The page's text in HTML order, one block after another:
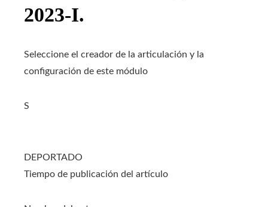
2023-I.
Seleccione el creador de la articulación y la
configuración de este módulo
S
DEPORTADO
Tiempo de publicación del artículo